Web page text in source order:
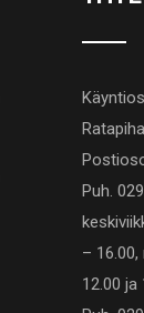
Puh.
–
12.00 ja